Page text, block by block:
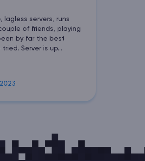
lagless servers, runs
of friends, playing
by far the best
Server is up...